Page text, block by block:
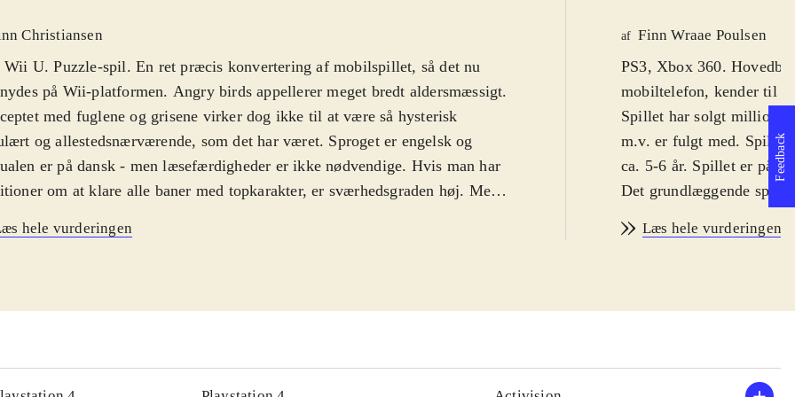
Christiansen
U. Puzzle-spil. En ret præcis konvertering af mobilspillet, så det nu
på Wii-platformen. Angry birds appellerer meget bredt aldersmæssigt.
med fuglene og grisene virker dog ikke til at være så hysterisk
og allestedsnærværende, som det har været. Sproget er engelsk og
er på dansk - men læsefærdigheder er ikke nødvendige. Hvis man har
om at klare alle baner med topkarakter, er sværhedsgraden høj. Men
PEGI: 3.
i Star wars-udgaven er i mine øjne det bedste Angry birds-spil
humoren og letheden fra det originale spil er bevaret og er her krydret
baner, som følger handlingen fra den første Star wars-trilogi. Fuglene har
hele vurderingen
af Finn Wraae Poulsen
PS3, Xbox 360.
mobiltelefon, kender til
Spillet har solgt millioner
m.v. er fulgt med. Spillet
ca. 5-6 år. Spillet er på
Det grundlæggende
vinklen. Man bruger
selvfølgelig hhv. Rebel
ting gennem luften,
tilintetgøre blokke og
Læs hele vurderingen
Feedback